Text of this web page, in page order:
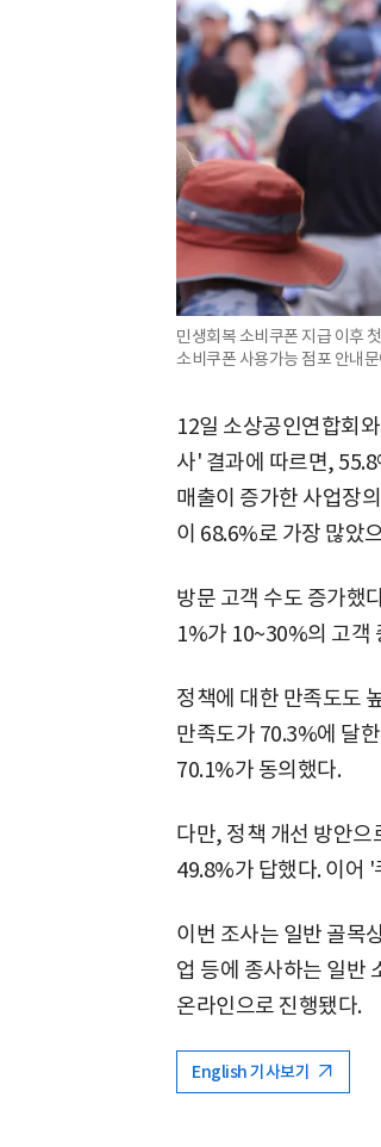
민생회복 소비쿠폰 지급 이후
소비쿠폰 사용가능 점포 안내
12일 소상공인연합회
사' 결과에 따르면,
매출이 증가한 사업장
이 68.6%로 가장 많았
방문 고객 수도 증가했
1%가 10~30%의 고객
정책에 대한 만족도도
만족도가 70.3%에 달
70.1%가 동의했다.
다만, 정책 개선 방안
49.8%가 답했다. 이어
이번 조사는 일반 골목
업 등에 종사하는 일반
온라인으로 진행됐다.
English 기사보기